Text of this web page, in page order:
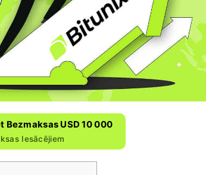
USD 10 000
Iesācējiem